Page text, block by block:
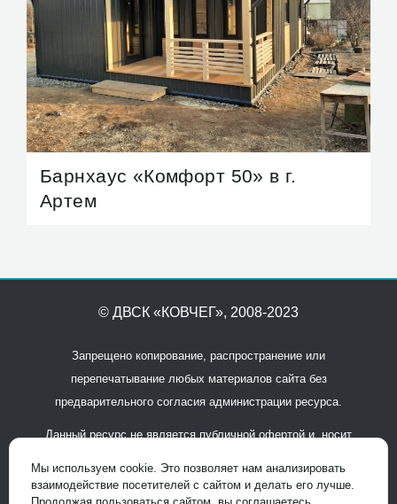
Барнхаус «Комфорт 50» в г.
Артем
© ДВСК «КОВЧЕГ», 2008-2023
Запрещено копирование, распространение или
перепечатывание любых материалов сайта без
предварительного согласия администрации ресурса.
Данный ресурс не является публичной офертой и носит
подробной информации обращайтесь в офисы продаж.
Мы используем cookie. Это позволяет нам анализировать
взаимодействие посетителей с сайтом и делать его лучше.